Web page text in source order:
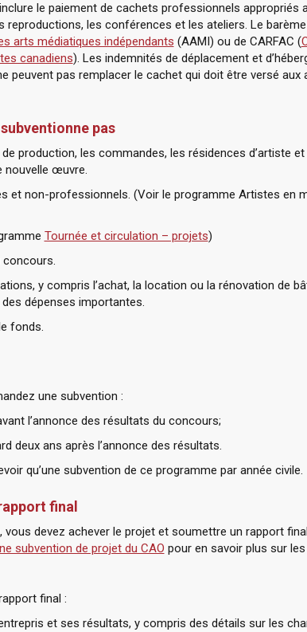
le paiement de cachets professionnels appropriés
reproductions, les conférences et les ateliers. Le
arts médiatiques indépendants (AAMI) ou de CARFAC (
canadiens). Les indemnités de déplacement et
peuvent pas remplacer le cachet qui doit être versé aux
pas
production, les commandes, les résidences d’artiste
nouvelle œuvre.
et non-professionnels. (Voir le programme Artistes en
Tournée et circulation – projets)
concours.
y compris l’achat, la location ou la rénovation de
dépenses importantes.
fonds.
une subvention :
l’annonce des résultats du concours;
deux ans après l’annonce des résultats.
qu’une subvention de ce programme par année civile.
final
vous devez achever le projet et soumettre un rapport
subvention de projet du CAO pour en savoir plus sur
final :
et ses résultats, y compris des détails sur les